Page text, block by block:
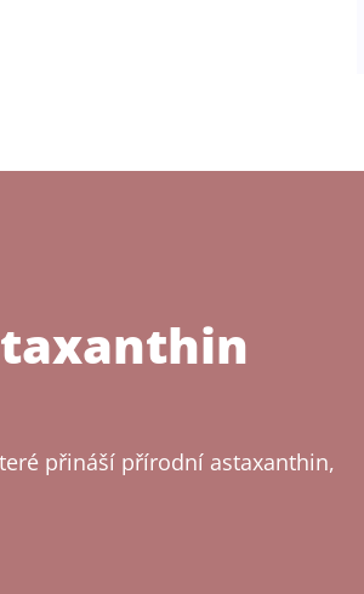
přináší přírodní astaxanthin,